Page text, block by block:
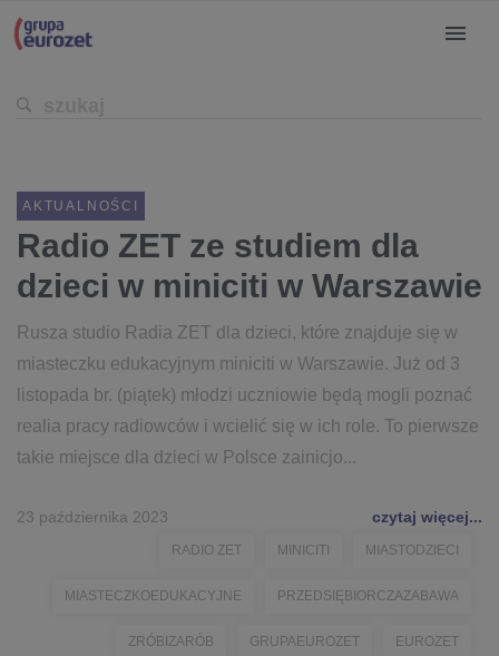
AKTUALNOŚCI
Radio ZET ze studiem dla
dzieci w miniciti w Warszawie
Rusza studio Radia ZET dla dzieci, które znajduje się w
miasteczku edukacyjnym miniciti w Warszawie. Już od 3
listopada br. (piątek) młodzi uczniowie będą mogli poznać
realia pracy radiowców i wcielić się w ich role. To pierwsze
takie miejsce dla dzieci w Polsce zainicjo...
23 października 2023 czytaj więcej...
RADIO ZET MINICITI MIASTODZIECI
MIASTECZKOEDUKACYJNE PRZEDSIĘBIORCZAZABAWA
ZRÓBIZARÓB GRUPAEUROZET EUROZET